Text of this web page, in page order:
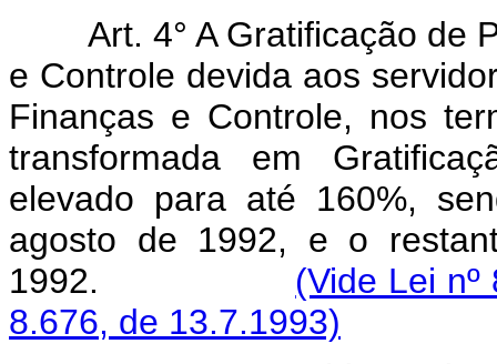
Art. 4° A Gratificação de
e Controle devida aos
Finanças e Controle, nos
transformada em
elevado para até 160%,
agosto de 1992, e o
1992. (Vide Lei
8.676, de 13.7.1993)